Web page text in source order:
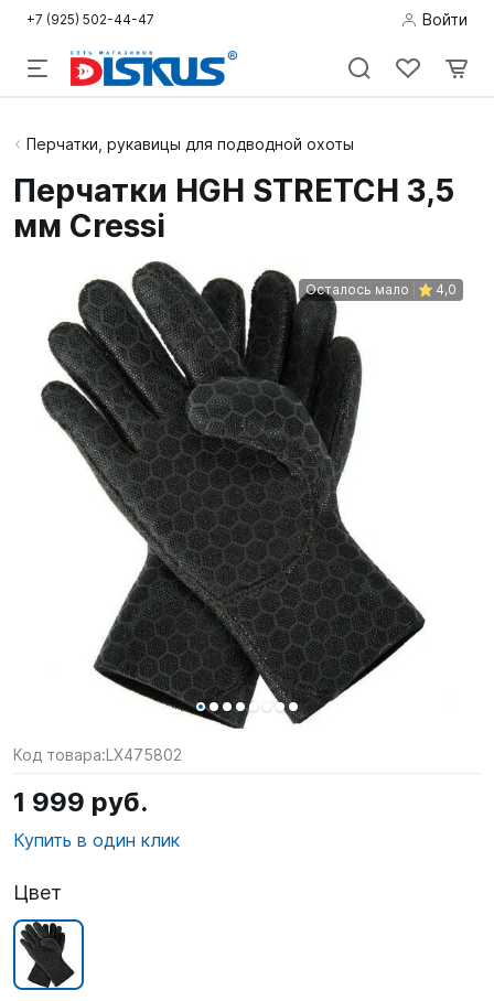
+7 (925) 502-44-47 Войти
Подводная
Дайвинг
Снорклинг /
Пляж
Фридайвинг
Детям
Бассейн
Подарочные
Акции
Перчатки, рукавицы для подводной охоты
Перчатки HGH STRETCH 3,5
мм Cressi
Осталось мало 4,0
Код товара:LX475802
1 999 руб.
Купить в один клик
Цвет